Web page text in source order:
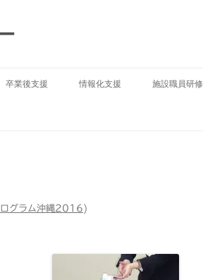
卒業後支援 情報化支援 施設職員研修
ログラム沖縄2016)